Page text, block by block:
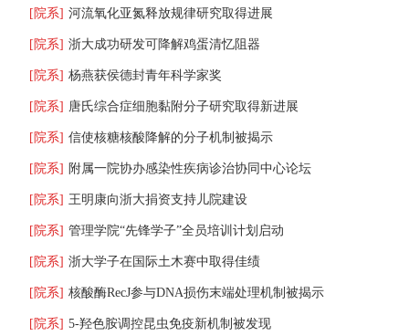
[院系] 河流氧化亚氮释放规律研究取得进展
[院系] 浙大成功研发可降解鸡蛋清忆阻器
[院系] 杨燕获侯德封青年科学家奖
[院系] 唐氏综合症细胞黏附分子研究取得新进展
[院系] 信使核糖核酸降解的分子机制被揭示
[院系] 附属一院协办感染性疾病诊治协同中心论坛
[院系] 王明康向浙大捐资支持儿院建设
[院系] 管理学院“先锋学子”全员培训计划启动
[院系] 浙大学子在国际土木赛中取得佳绩
[院系] 核酸酶RecJ参与DNA损伤末端处理机制被揭示
[院系] 5-羟色胺调控昆虫免疫新机制被发现